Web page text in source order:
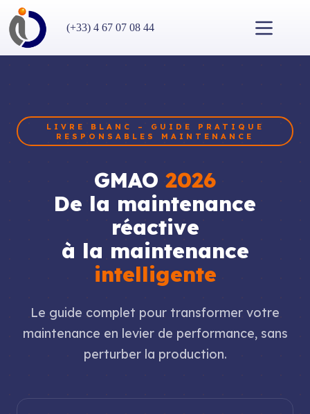
Passer
contenu
(+33) 4 67 07 08 44
LIVRE BLANC – GUIDE PRATIQUE
RESPONSABLES MAINTENANCE
GMAO 2026
De la maintenance
réactive
à la maintenance
intelligente
Le guide complet pour transformer votre
maintenance en levier de performance, sans
perturber la production.